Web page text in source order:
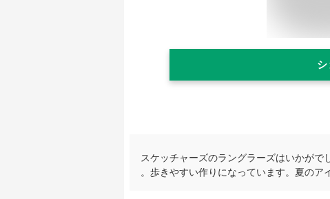
シ
スケッチャーズのラングラーズはいかが
。歩きやすい作りになっています。夏のア